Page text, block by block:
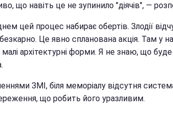
що навіть це не зупинило "діячів", —
цей процес набирає обертів. Злодії
Це явно спланована акція. Там у
архітектурні форми. Я не знаю, що буде
ЗМІ, біля меморіалу відсутня
що робить його уразливим.